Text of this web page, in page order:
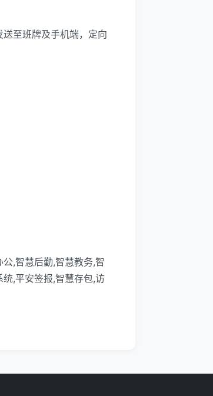
至班牌及手机端，定向
,智慧后勤,智慧教务,智
,平安签报,智慧存包,访